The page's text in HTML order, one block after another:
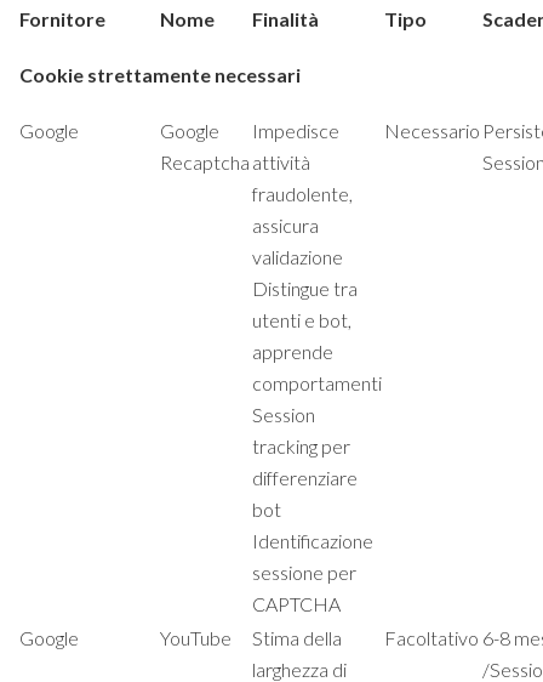
Fornitore Nome Finalità Tipo
Cookie strettamente necessari
Google
Google
Recaptcha
Impedisce
attività
fraudolente,
assicura
validazione
Distingue tra
utenti e bot,
apprende
comportamenti
Session
tracking per
differenziare
bot
Identificazione
sessione per
CAPTCHA
Necessario
Google YouTube
Stima della
larghezza di
Facoltativo 6-8
/